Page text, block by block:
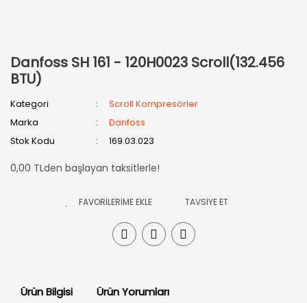
Danfoss SH 161 - 120H0023 Scroll(132.456
BTU)
Kategori
Scroll Kompresörler
Marka
Danfoss
Stok Kodu
169.03.023
0,00 TLden başlayan taksitlerle!
TAVSİYE ET
Ürün Bilgisi Ürün Yorumları